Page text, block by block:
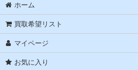
ホーム
買取希望リスト
マイページ
お気に入り